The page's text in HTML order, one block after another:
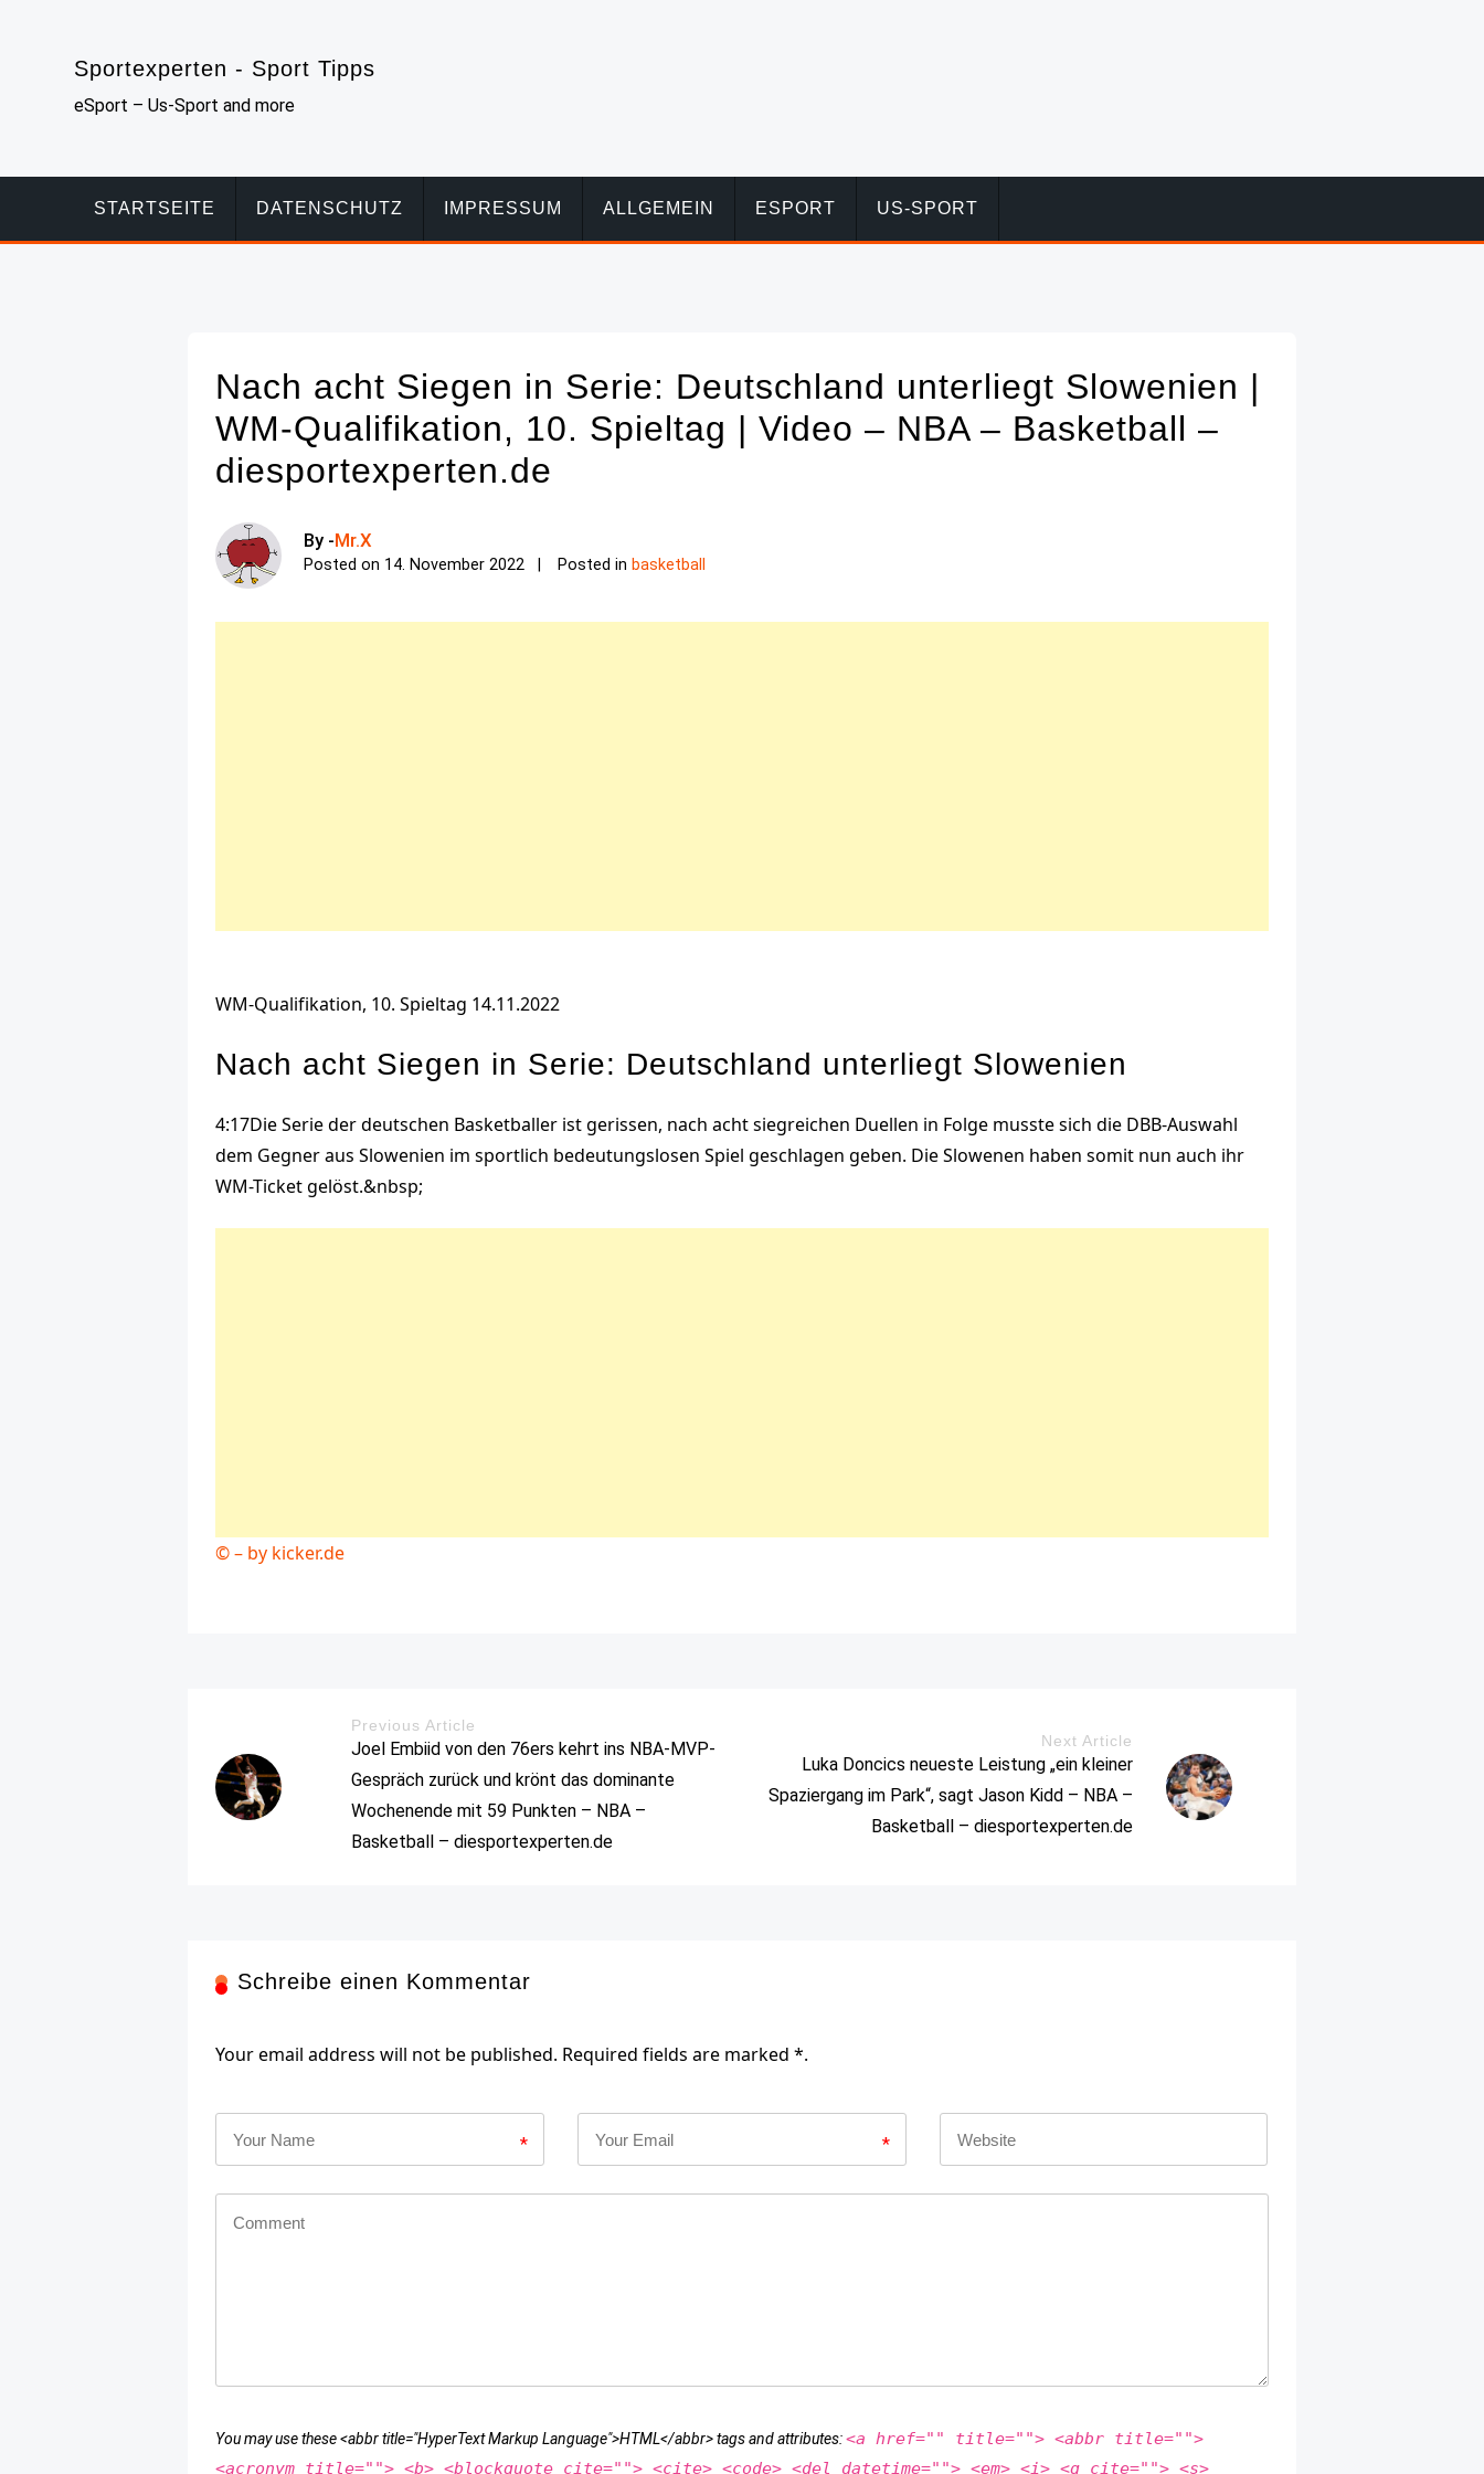
Sportexperten - Sport Tipps
eSport – Us-Sport and more
STARTSEITE DATENSCHUTZ IMPRESSUM ALLGEMEIN ESPORT US-SPORT
Nach acht Siegen in Serie: Deutschland unterliegt Slowenien |
WM-Qualifikation, 10. Spieltag | Video – NBA – Basketball –
diesportexperten.de
By -Mr.X
Posted on 14. November 2022 Posted in basketball
WM-Qualifikation, 10. Spieltag 14.11.2022
Nach acht Siegen in Serie: Deutschland unterliegt Slowenien
4:17Die Serie der deutschen Basketballer ist gerissen, nach acht siegreichen Duellen in Folge musste sich die DBB-Auswahl
dem Gegner aus Slowenien im sportlich bedeutungslosen Spiel geschlagen geben. Die Slowenen haben somit nun auch ihr
WM-Ticket gelöst.&nbsp;
© – by kicker.de
Previous Article
Joel Embiid von den 76ers kehrt ins NBA-MVP-
Gespräch zurück und krönt das dominante
Wochenende mit 59 Punkten – NBA –
Basketball – diesportexperten.de
Next Article
Luka Doncics neueste Leistung „ein kleiner
Spaziergang im Park“, sagt Jason Kidd – NBA –
Basketball – diesportexperten.de
Schreibe einen Kommentar
Your email address will not be published. Required fields are marked *.
* *
You may use these <abbr title="HyperText Markup Language">HTML</abbr> tags and attributes:<a href="" title=""> <abbr title="">
<acronym title=""> <b> <blockquote cite=""> <cite> <code> <del datetime=""> <em> <i> <q cite=""> <s>